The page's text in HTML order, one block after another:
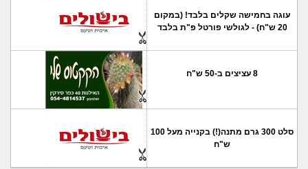
עוגה בחמישה שקלים בלבד! (במקום
20 ש"ח) - לגולשי פורטל פ"ת בלבד
8 עציצים ב-50 ש"ח
סלט 300 גרם מתנה(!) בקנייה מעל 100
ש"ח